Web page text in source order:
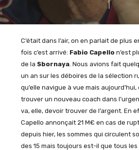
C’était dans l’air, on en parlait de plus
fois c’est arrivé: Fabio Capello n’est
de la Sbornaya. Nous avions fait
un an sur les déboires de la sélection
qu’elle navigue à vue mais
trouver un nouveau coach dans
va, elle, devoir trouver de l’argent. En
Capello annonçait 21 M€ en cas de
depuis hier, les sommes qui circulent
des 15 mais toujours est-il que tous